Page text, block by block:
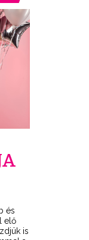
és
elő
is